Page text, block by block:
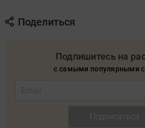
Поделиться
Подпишитесь на
с самыми популярными